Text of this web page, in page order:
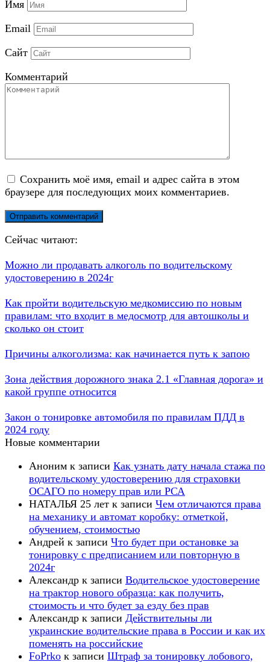
Имя
Email
Сайт
Комментарий
Сохранить моё имя, email и адрес сайта в этом
браузере для последующих моих комментариев.
Сейчас читают:
Можно ли продавать алкоголь по водительскому
удостоверению в 2024г
Как пройти водительскую медкомиссию по новым
правилам: что входит в медосмотр для автошколы и
сколько он стоит
Причины алкоголизма: как начинается путь к запою
Зона действия дорожного знака 2.1 «Главная дорога» и
какой группе относится
Закон о тонировке автомобиля по правилам ПДД в
2024 году
Новые комментарии
Аноним к записи Как узнать дату начала стажа по
водительскому удостоверению для страховки
ОСАГО по номеру прав или РСА
НАТАЛЬЯ 25 лет к записи Чем отличаются права
на механику и автомат коробку: отметкой,
обучением, стоимостью
Андрей к записи Что будет при остановке за
тонировку с предписанием или повторную в
2024г
Александр к записи Водительское удостоверение
на трактор нового образца: как получить,
стоимость и что будет за езду без прав
Александр к записи Действительны ли
украинские водительские права в России и как их
поменять на российские
FoPrko к записи Штраф за тонировку лобового,